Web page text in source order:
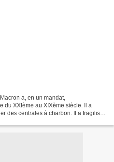
a, en un mandat,
du XXIème au XIXème siècle. Il a
des centrales à charbon. Il a fragilisé